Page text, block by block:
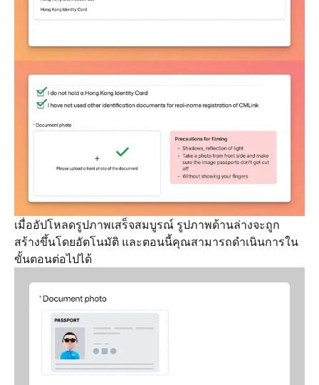
เมื่ออัปโหลดรูปภาพเสร็จสมบูรณ์ รูปภาพด้านล่างจะถูก
สร้างขึ้นโดยอัตโนมัติ และตอนนี้คุณสามารถดำเนินการใน
ขั้นตอนต่อไปได้